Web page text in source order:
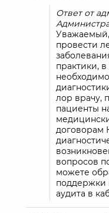
Ответ от
Уважаемый,
провести
практики,
лор врачу,
пациенты
договорам
вопросов
можете
поддержки
аудита в